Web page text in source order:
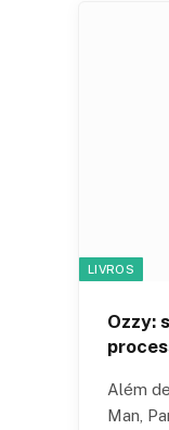
LIVROS
Ozzy:
Além
Man,